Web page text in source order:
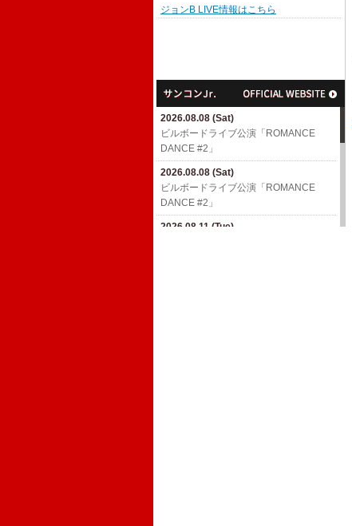
2026.08.23 (Sun)
MAGICAL CHAIN ひとり SPECIAL at
2026.08.30 (Sun)
三宅伸治presents「真夏の夢2026〜磔
2026.09.05 (Sat)
高ボッチFES 2026【長野】
ジョンB LIVE情報はこちら
2026.08.08 (Sat)
ビルボードライブ公演「ROMANCE
DANCE #2」
2026.08.08 (Sat)
ビルボードライブ公演「ROMANCE
DANCE #2」
2026.08.11 (Tue)